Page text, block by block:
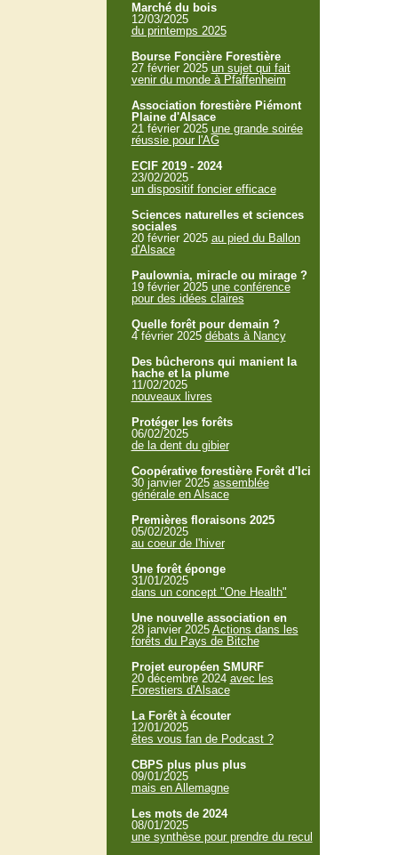
Marché du bois
12/03/2025
du printemps 2025
Bourse Foncière Forestière
27 février 2025 un sujet qui fait
venir du monde à Pfaffenheim
Association forestière Piémont
Plaine d'Alsace
21 février 2025 une grande soirée
réussie pour l'AG
ECIF 2019 - 2024
23/02/2025
un dispositif foncier efficace
Sciences naturelles et sciences
sociales
20 février 2025 au pied du Ballon
d'Alsace
Paulownia, miracle ou mirage ?
19 février 2025 une conférence
pour des idées claires
Quelle forêt pour demain ?
4 février 2025 débats à Nancy
Des bûcherons qui manient la
hache et la plume
11/02/2025
nouveaux livres
Protéger les forêts
06/02/2025
de la dent du gibier
Coopérative forestière Forêt d'Ici
30 janvier 2025 assemblée
générale en Alsace
Premières floraisons 2025
05/02/2025
au coeur de l'hiver
Une forêt éponge
31/01/2025
dans un concept "One Health"
Une nouvelle association en
28 janvier 2025 Actions dans les
forêts du Pays de Bitche
Projet européen SMURF
20 décembre 2024 avec les
Forestiers d'Alsace
La Forêt à écouter
12/01/2025
êtes vous fan de Podcast ?
CBPS plus plus plus
09/01/2025
mais en Allemagne
Les mots de 2024
08/01/2025
une synthèse pour prendre du recul